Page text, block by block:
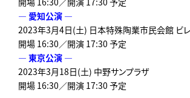
― 愛知公演 ―
2023年3月4日(土) 日本特殊陶業市民会館 ビ
開場 16:30／開演 17:30 予定
― 東京公演 ―
2023年3月18日(土) 中野サンプラザ
開場 16:30／開演 17:30 予定